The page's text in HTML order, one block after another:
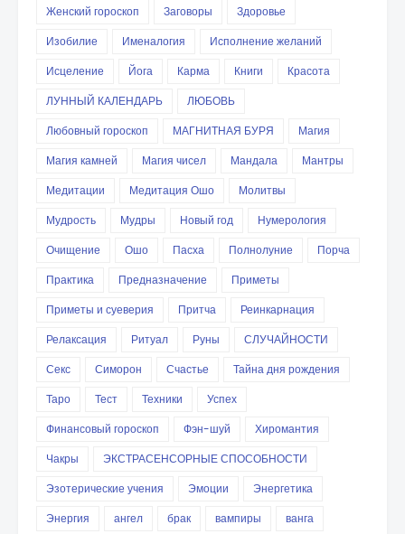
Женский гороскоп
Заговоры
Здоровье
Изобилие
Именалогия
Исполнение желаний
Исцеление
Йога Карма Книги
Красота
ЛУННЫЙ КАЛЕНДАРЬ
ЛЮБОВЬ
Любовный гороскоп
МАГНИТНАЯ БУРЯ
Магия
Магия камней
Магия чисел Мандала
Мантры
Медитации
Медитация Ошо
Молитвы
Мудрость
Мудры Новый год
Нумерология
Очищение
Ошо Пасха Полнолуние
Порча
Практика
Предназначение
Приметы
Приметы и суеверия
Притча
Реинкарнация
Релаксация
Ритуал Руны
СЛУЧАЙНОСТИ
Секс
Симорон Счастье
Тайна дня рождения
Таро
Тест Техники
Успех
Финансовый гороскоп
Фэн-шуй
Хиромантия
Чакры
ЭКСТРАСЕНСОРНЫЕ СПОСОБНОСТИ
Эзотерические учения
Эмоции
Энергетика
Энергия
ангел брак вампиры
ванга